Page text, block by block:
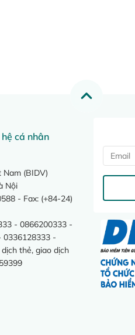
hệ cá nhân
(BIDV)
Nội
- Fax: (+84-24)
- 0866200333 -
0336128333 -
thẻ, giao dịch